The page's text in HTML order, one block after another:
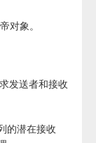
对象。
发送者和接收
的潜在接收